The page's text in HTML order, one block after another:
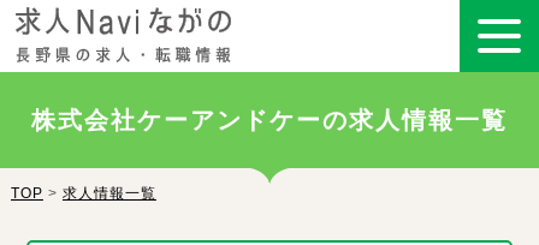
株式会社ケーアンドケーの求人情報一覧
TOP > 求人情報一覧